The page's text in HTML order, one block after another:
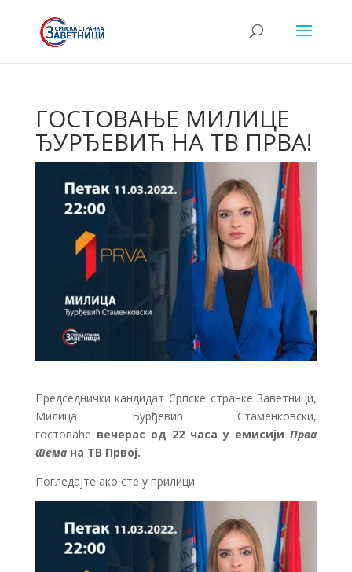
ГОСТОВАЊЕ МИЛИЦЕ
ЂУРЂЕВИЋ НА ТВ ПРВА!
Председнички кандидат Српске странке Заветници,
Милица Ђурђевић Стаменковски,
гостоваће вечерас од 22 часа у емисијиПрва
тема на ТВ Првој.
Погледајте ако сте у прилици.